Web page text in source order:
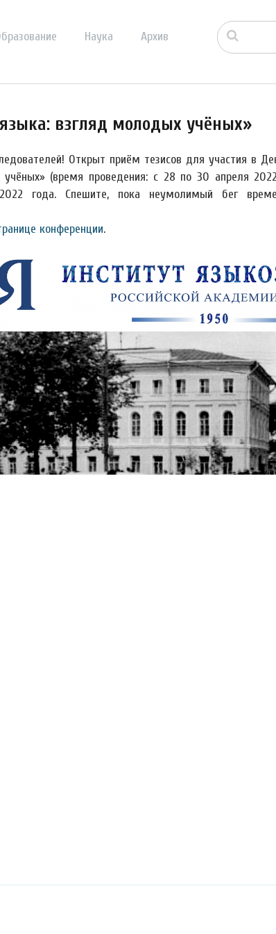
Наука Архив
взгляд молодых учёных»
Открыт приём тезисов для участия в
(время проведения: с 28 по 30 апреля
года. Спешите, пока неумолимый бег
конференции.